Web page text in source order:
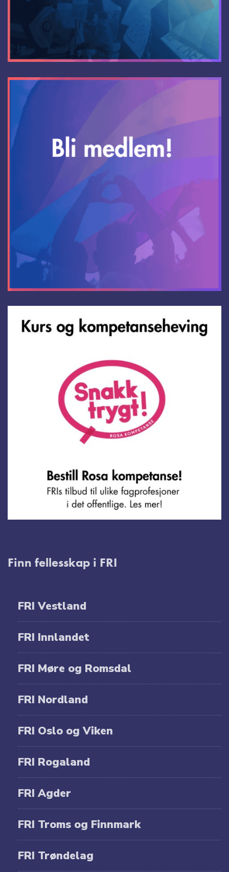
Finn fellesskap i FRI
FRI Vestland
FRI Innlandet
FRI Møre og Romsdal
FRI Nordland
FRI Oslo og Viken
FRI Rogaland
FRI Agder
FRI Troms og Finnmark
FRI Trøndelag